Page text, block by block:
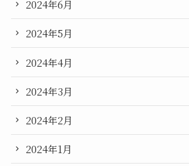
2024年6月
2024年5月
2024年4月
2024年3月
2024年2月
2024年1月